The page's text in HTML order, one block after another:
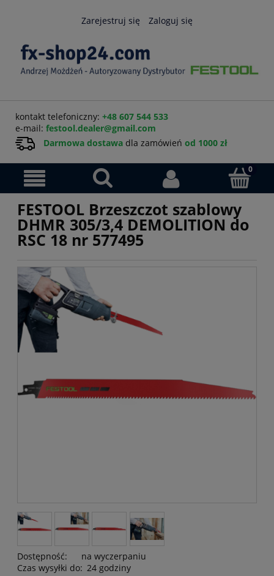
Zarejestruj się Zaloguj się
kontakt telefoniczny: +48 607 544 533
e-mail: festool.dealer@gmail.com
Darmowa dostawa dla zamówień od 1000 zł
FESTOOL Brzeszczot szablowy
DHMR 305/3,4 DEMOLITION do
RSC 18 nr 577495
Dostępność:
na wyczerpaniu
Czas wysyłki do: 24 godziny